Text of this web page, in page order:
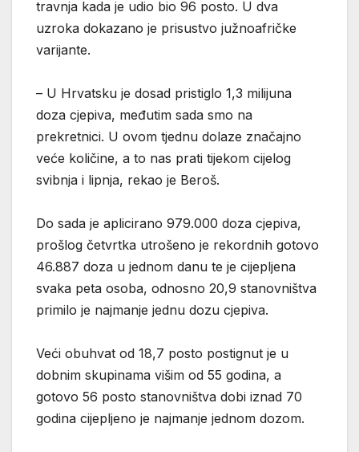
travnja kada je udio bio 96 posto. U dva
uzroka dokazano je prisustvo južnoafričke
varijante.
– U Hrvatsku je dosad pristiglo 1,3 milijuna
doza cjepiva, međutim sada smo na
prekretnici. U ovom tjednu dolaze značajno
veće količine, a to nas prati tijekom cijelog
svibnja i lipnja, rekao je Beroš.
Do sada je aplicirano 979.000 doza cjepiva,
prošlog četvrtka utrošeno je rekordnih gotovo
46.887 doza u jednom danu te je cijepljena
svaka peta osoba, odnosno 20,9 stanovništva
primilo je najmanje jednu dozu cjepiva.
Veći obuhvat od 18,7 posto postignut je u
dobnim skupinama višim od 55 godina, a
gotovo 56 posto stanovništva dobi iznad 70
godina cijepljeno je najmanje jednom dozom.